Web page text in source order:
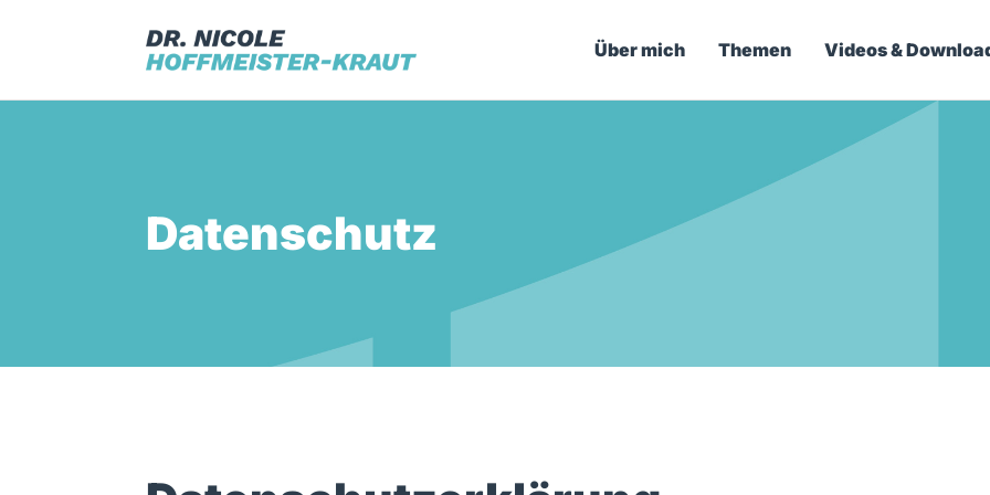
Über mich Themen Videos &
Datenschutz